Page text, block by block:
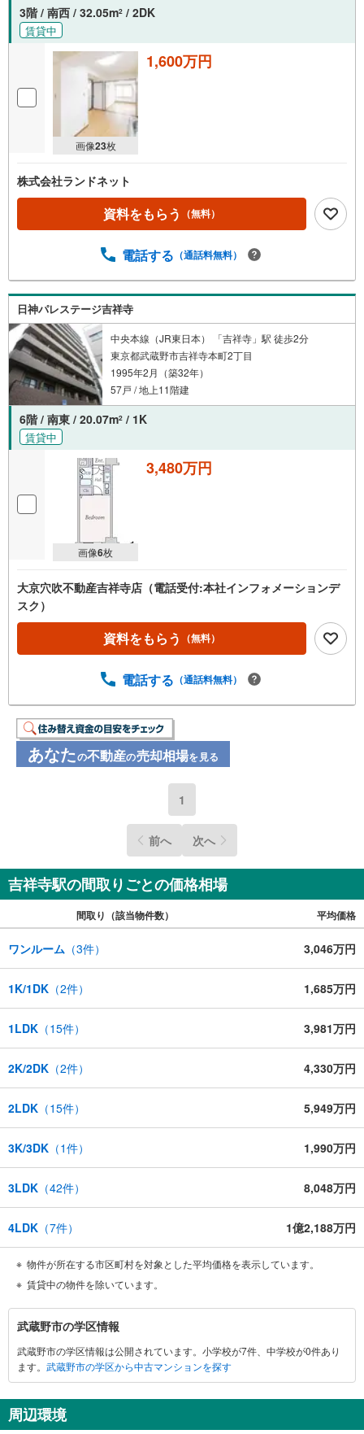
3階 / 南西 / 32.05m2 / 2DK
賃貸中
画像23枚
1,600万円
株式会社ランドネット
資料をもらう （無料）
電話する （通話料無料）
日神パレステージ吉祥寺
中央本線（JR東日本） 「吉祥寺」駅 徒歩2分
東京都武蔵野市吉祥寺本町2丁目
1995年2月（築32年）
57戸 / 地上11階建
6階 / 南東 / 20.07m2 / 1K
賃貸中
画像6枚
3,480万円
大京穴吹不動産吉祥寺店（電話受付:本社インフォメーションデ
スク）
資料をもらう （無料）
電話する （通話料無料）
あなたの不動産の売却相場を見る
1
前へ 次へ
吉祥寺駅の間取りごとの価格相場
間取り（該当物件数） 平均価格
ワンルーム （3件） 3,046万円
1K/1DK （2件） 1,685万円
1LDK （15件） 3,981万円
2K/2DK （2件） 4,330万円
2LDK （15件） 5,949万円
3K/3DK （1件） 1,990万円
3LDK （42件） 8,048万円
4LDK （7件） 1億2,188万円
物件が所在する市区町村を対象とした平均価格を表示しています。
賃貸中の物件を除いています。
武
蔵
野
市
関
す
武蔵野市の学区情報
武蔵野市の学区情報は公開されています。小学校が7件、中学校が0件あり
ます。 武蔵野市の学区から中古マンションを探す
周辺環境